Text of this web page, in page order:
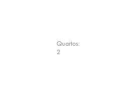
Quartos:
2